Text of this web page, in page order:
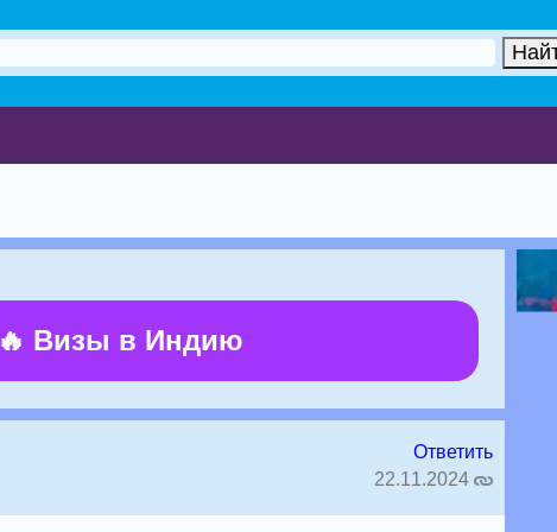
🔥 Визы в Индию
Ответить
22.11.2024